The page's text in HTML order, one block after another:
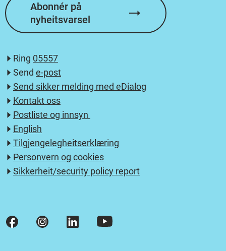
Abonnér på
nyheitsvarsel
Ring 05557
Send e-post
Send sikker melding med eDialog
Kontakt oss
Postliste og innsyn
English
Tilgjengelegheitserklæring
Personvern og cookies
Sikkerheit/security policy report